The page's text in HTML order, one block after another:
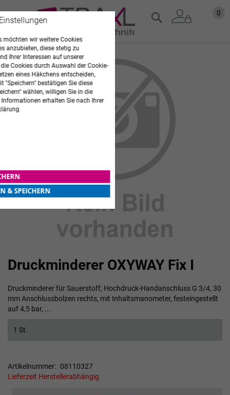
Zum
Inhalt
0
Suche
Druckminderer OXYWAY Fix I
Druckminderer für Sauerstoff, Hochdruck-Handanschluss G 3/4, 30
mm Anschlussbolzen rechts, mit Inhaltsmanometer, festeingestellt
auf 4,5 bar, ...
1 St.
Artikelnummer
08110327
Lieferzeit Herstellerabhängig
Zum
Ende
der
Bildgalerie
springen
Anfang
der
springen
möchten wir weitere Cookies
anzubieten, diese stetig zu
Ihrer Interessen auf unserer
Cookies durch Auswahl der Cookie-
eines Häkchens entscheiden,
"Speichern" bestätigen Sie diese
wählen, willigen Sie in die
erhalten Sie nach Ihrer
& SPEICHERN